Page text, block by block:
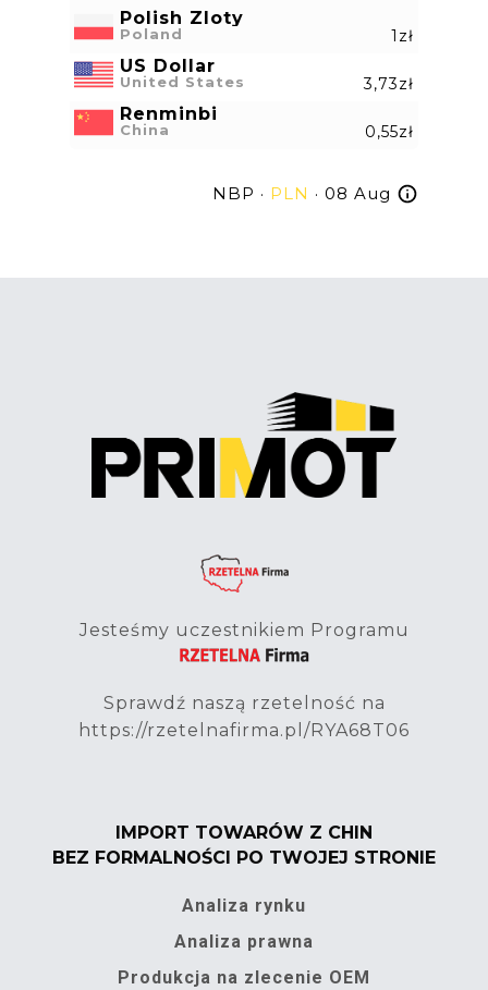
Polish Zloty
Poland 1zł
US Dollar
United States 3,73zł
Renminbi
China 0,55zł
NBP · PLN · 08 Aug
Jesteśmy uczestnikiem Programu
Sprawdź naszą rzetelność na
https://rzetelnafirma.pl/RYA68T06
IMPORT TOWARÓW Z CHIN
BEZ FORMALNOŚCI PO TWOJEJ STRONIE
Analiza rynku
Analiza prawna
Produkcja na zlecenie OEM